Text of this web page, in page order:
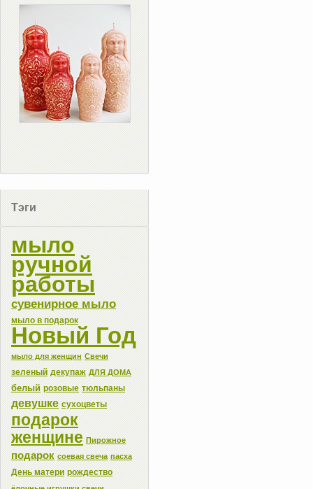
Тэги
мыло
ручной
работы
сувенирное мыло
мыло в подарок
Новый Год
мыло для женщин Свечи
зеленый декупаж ДЛЯ ДОМА
белый розовые тюльпаны
девушке сухоцветы
подарок
женщине Пирожное
подарок соевая свеча пасха
День матери рождество